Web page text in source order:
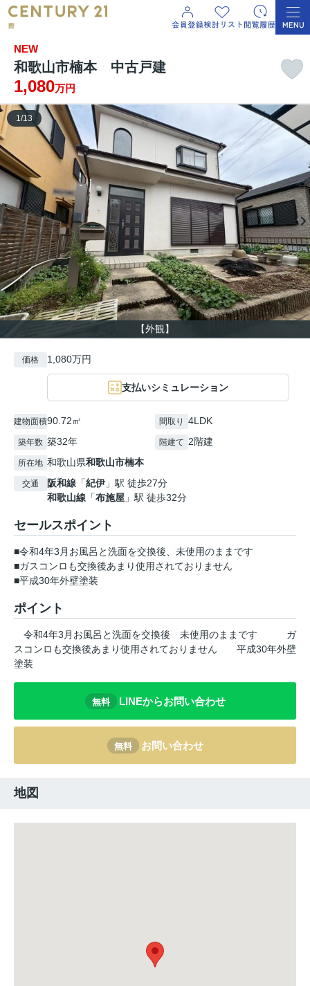
NEW
和歌山市楠本 中古戸建
1,080万円
【外観】
1/13
価格 1,080万円
支払いシミュレーション
建物面積90.72㎡ 間取り 4LDK
築年数 築32年 階建て 2階建
所在地 和歌山県和歌山市楠本
交通 阪和線 「紀伊 」駅 徒歩27分
和歌山線 「布施屋 」駅 徒歩32分
セールスポイント
■令和4年3月お風呂と洗面を交換後、未使用のままです
■ガスコンロも交換後あまり使用されておりません
■平成30年外壁塗装
ポイント
令和4年3月お風呂と洗面を交換後 未使用のままです
ガ
スコンロも交換後あまり使用されておりません
平成30年外壁
塗装
無料 LINEからお問い合わせ
無料 お問い合わせ
地図